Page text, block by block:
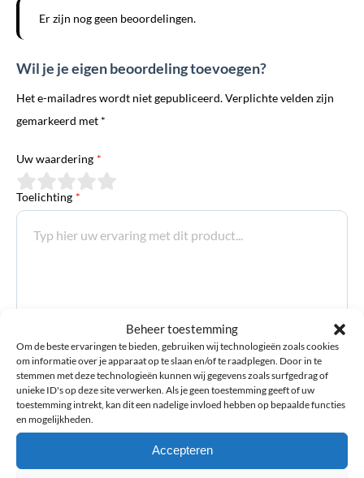
Beheer toestemming
Om de beste ervaringen te bieden, gebruiken wij technologieën zoals cookies
om informatie over je apparaat op te slaan en/of te raadplegen. Door in te
stemmen met deze technologieën kunnen wij gegevens zoals surfgedrag of
unieke ID's op deze site verwerken. Als je geen toestemming geeft of uw
toestemming intrekt, kan dit een nadelige invloed hebben op bepaalde functies
en mogelijkheden.
Accepteren
Er zijn nog geen beoordelingen.
Wil je je eigen beoordeling toevoegen?
Het e-mailadres wordt niet gepubliceerd. Verplichte velden zijn
gemarkeerd met *
Uw waardering *
Toelichting *
Voornaam